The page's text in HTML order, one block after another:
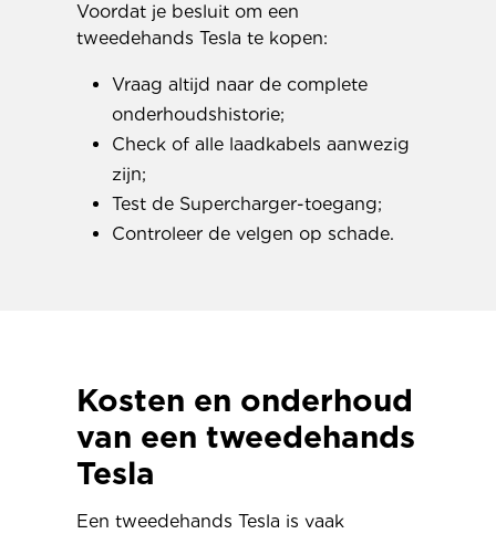
Voordat je besluit om een
tweedehands Tesla te kopen:
Vraag altijd naar de complete
onderhoudshistorie;
Check of alle laadkabels aanwezig
zijn;
Test de Supercharger-toegang;
Controleer de velgen op schade.
Kosten en onderhoud
van een tweedehands
Tesla
Een tweedehands Tesla is vaak